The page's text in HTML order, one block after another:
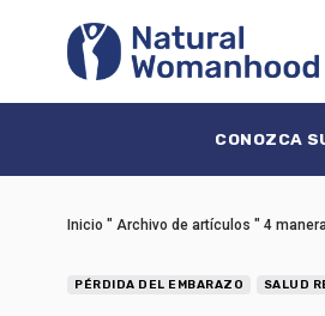
CONOZCA
Inicio " Archivo de artículos " 4
PÉRDIDA DEL EMBARAZO SALUD